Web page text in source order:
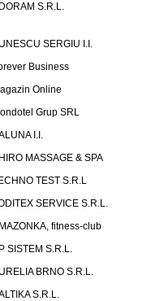
S.R.L.
SERGIU I.I.
Business
Online
Grup SRL
I.I.
MASSAGE & SPA
TEST S.R.L
SERVICE S.R.L.
fitness-club
SISTEM S.R.L.
BRNO S.R.L.
S.R.L.